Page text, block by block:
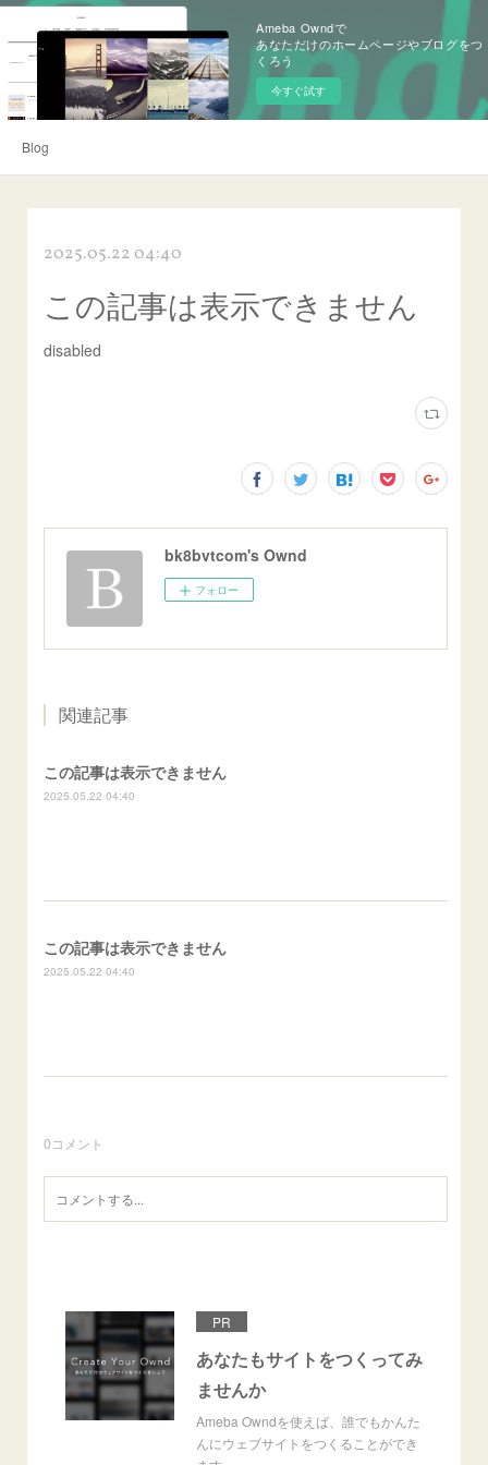
Ameba Owndで
あなただけのホームページやブログをつ
くろう
今すぐ試す
Blog
2025.05.22 04:40
この記事は表示できません
disabled
bk8bvtcom's Ownd
フォロー
関連記事
この記事は表示できません
2025.05.22 04:40
この記事は表示できません
2025.05.22 04:40
0コメント
PR
あなたもサイトをつくってみ
ませんか
Ameba Owndを使えば、誰でもかんた
んにウェブサイトをつくることができ